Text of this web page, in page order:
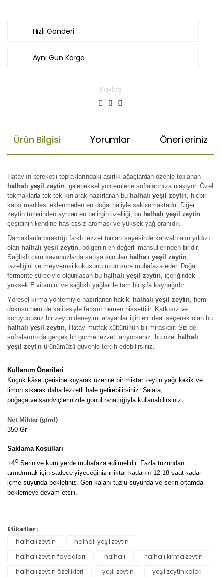
Hızlı Gönderi
Aynı Gün Kargo
Paylaş
Ürün Bilgisi Yorumlar Önerileriniz
Hatay’ın bereketli topraklarındaki asırlık ağaçlardan özenle toplanan
halhalı yeşil zeytin, geleneksel yöntemlerle sofralarınıza ulaşıyor. Özel
tokmaklarla tek tek kırılarak hazırlanan bu halhalı yeşil zeytin, hiçbir
katkı maddesi eklenmeden en doğal haliyle saklanmaktadır. Diğer
zeytin türlerinden ayrılan en belirgin özelliği, bu halhalı yeşil zeytin
çeşidinin kendine has eşsiz aroması ve yüksek yağ oranıdır.
Damaklarda bıraktığı farklı lezzet tonları sayesinde kahvaltıların yıldızı
olan halhalı yeşil zeytin, bölgenin en değerli mahsullerinden biridir.
Sağlıklı cam kavanozlarda satışa sunulan halhalı yeşil zeytin,
tazeliğini ve meyvemsi kokusunu uzun süre muhafaza eder. Doğal
fermente süreciyle olgunlaşan bu halhalı yeşil zeytin, içeriğindeki
yüksek E vitamini ve sağlıklı yağlar ile tam bir şifa kaynağıdır.
Yöresel kırma yöntemiyle hazırlanan hakiki halhalı yeşil zeytin, hem
dokusu hem de kalitesiyle farkını hemen hissettirir. Katkısız ve
koruyucusuz bir zeytin deneyimi arayanlar için en ideal seçenek olan bu
halhalı yeşil zeytin, Hatay mutfak kültürünün bir mirasıdır. Siz de
sofralarınızda gerçek bir gurme lezzeti arıyorsanız, bu özel halhalı
yeşil zeytin ürünümüzü güvenle tercih edebilirsiniz.
Kullanım Önerileri
Küçük kâse içerisine koyarak üzerine bir miktar zeytin yağı kekik ve
limon sıkarak daha lezzetli hale getirebilirsiniz. Salata,
poğaça ve sandviçlerinizde gönül rahatlığıyla kullanabilirsiniz.
Net Miktar (g/ml)
350 Gr
Saklama Koşulları
+4O Serin ve kuru yerde muhafaza edilmelidir. Fazla tuzundan
arındırmak için sadece yiyeceğiniz miktar kadarını 12-18 saat kadar
içme suyunda bekletiniz. Geri kalanı tuzlu suyunda ve serin ortamda
beklemeye devam etsin.
Bu ürüne ilk yorumu siz yapın!
Yorum Yaz
Bu ürünün fiyat bilgisi, resim, ürün açıklamalarında ve diğer
kullanarak tarafımıza iletebilirsiniz.
Görüş ve önerileriniz için teşekkür ederiz.
Etiketler :
halhalı zeytin
halhalı yeşil zeytin
halhalı zeytin faydaları
halhalı
halhalı kırma zeytin
halhalı zeytin özellikleri
yeşil zeytin
yeşil zeytin kalori